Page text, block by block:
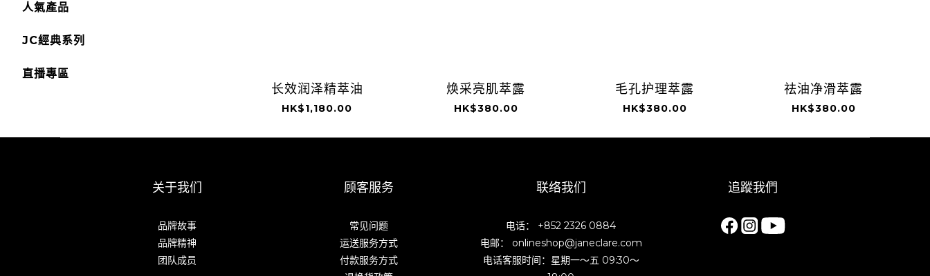
人氣產品
JC經典系列
直播專區
长效润泽精萃油
HK$1,180.00
焕采亮肌萃露
HK$380.00
毛孔护理萃露
HK$380.00
祛油净滑萃露
HK$380.00
关于我们
品牌故事
品牌精神
团队成员
顾客服务
常见问题
运送服务方式
付款服务方式
联络我们
电话： +852 2326 0884
电邮： onlineshop@janeclare.com
电话客服时间：星期一～五 09:30～
追蹤我們